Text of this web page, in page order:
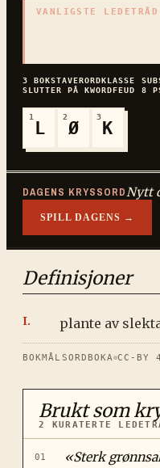
VANLIGSTE LEDETRÅD
3 BOKSTAVERORDKLASSE
SLUTTER PÅKWORDFEUD 8 P
1
L
2
Ø
3
K
DAGENS KRYSSORDNytt
SPILL DAGENS →
Definisjoner
plante av
BOKMÅLSORDBOKA CC-BY
Brukt som
2 KURATERTE
01 «Sterk